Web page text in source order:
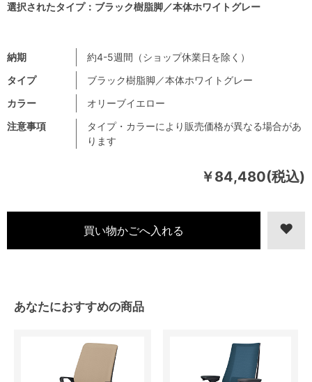
￥84,480(税込)
注意事項
タイプ・カラーにより販売価格が異なる場合があ
ります
納期
約4-5週間（ショップ休業日を除く）
タイプ
ブラック樹脂脚／本体ホワイトグレー
カラー
オリーブイエロー
選択されたタイプ：ブラック樹脂脚／本体ホワイトグレー
あなたにおすすめの商品